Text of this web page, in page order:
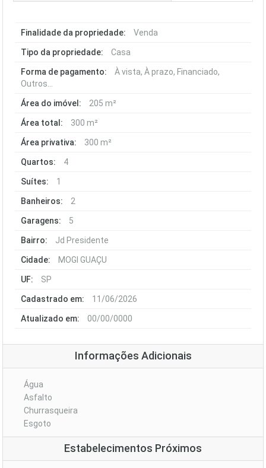
Finalidade da propriedade: Venda
Tipo da propriedade: Casa
Forma de pagamento:
À vista, À prazo, Financiado,
Outros...
Área do imóvel: 205 m²
Área total: 300 m²
Área privativa: 300 m²
Quartos: 4
Suítes: 1
Banheiros: 2
Garagens: 5
Bairro: Jd Presidente
Cidade: MOGI GUAÇU
UF: SP
Cadastrado em: 11/06/2026
Atualizado em: 00/00/0000
Informações Adicionais
Água
Asfalto
Churrasqueira
Esgoto
Estabelecimentos Próximos